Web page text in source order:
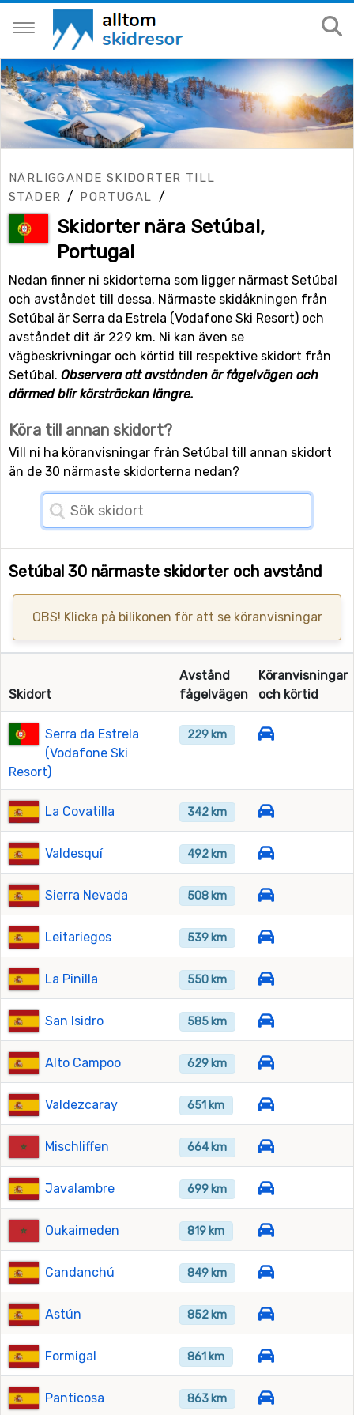
NÄRLIGGANDE SKIDORTER TILL
STÄDER
/ PORTUGAL /
Skidorter nära Setúbal,
Portugal
Nedan finner ni skidorterna som ligger närmast Setúbal
och avståndet till dessa. Närmaste skidåkningen från
Setúbal är Serra da Estrela (Vodafone Ski Resort) och
avståndet dit är 229 km. Ni kan även se
vägbeskrivningar och körtid till respektive skidort från
Setúbal. Observera att avstånden är fågelvägen och
därmed blir körsträckan längre.
Köra till annan skidort?
Vill ni ha köranvisningar från Setúbal till annan skidort
än de 30 närmaste skidorterna nedan?
Setúbal 30 närmaste skidorter och avstånd
OBS! Klicka på bilikonen för att se köranvisningar
Skidort
Avstånd
fågelvägen
Köranvisningar
och körtid
Serra da Estrela
(Vodafone Ski
Resort)
229 km
La Covatilla 342 km
Valdesquí 492 km
Sierra Nevada 508 km
Leitariegos 539 km
La Pinilla 550 km
San Isidro 585 km
Alto Campoo 629 km
Valdezcaray 651 km
Mischliffen 664 km
Javalambre 699 km
Oukaimeden 819 km
Candanchú 849 km
Astún 852 km
Formigal 861 km
Panticosa 863 km